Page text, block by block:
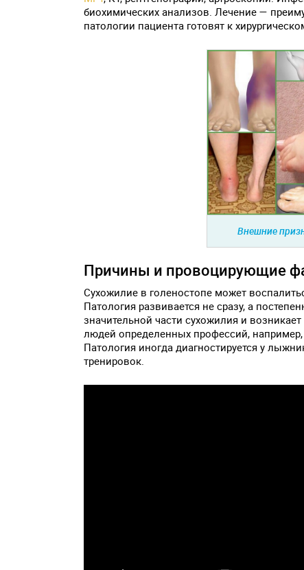
биохимических анализов. Лечение —
патологии пациента готовят к
Внешние
Причины и провоцирующие
Сухожилие в голеностопе может
Патология развивается не сразу, а
значительной части сухожилия и
людей определенных профессий,
Патология иногда диагностируется у
тренировок.